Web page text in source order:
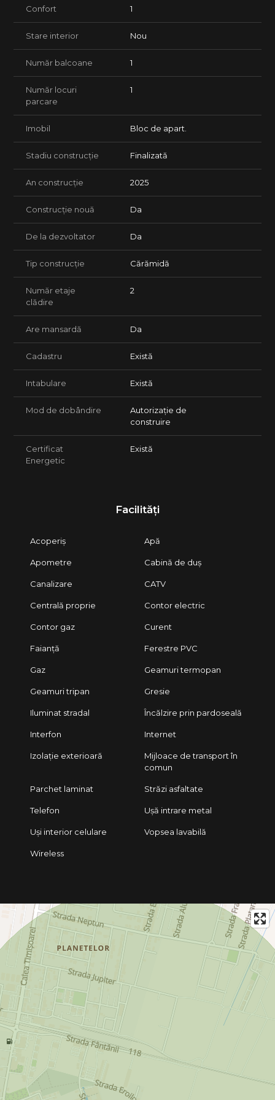
Confort 1
Stare interior Nou
Număr balcoane 1
Număr locuri
parcare
1
Imobil Bloc de apart.
Stadiu construcție Finalizată
An construcție 2025
Construcție nouă Da
De la dezvoltator Da
Tip construcție Cărămidă
Număr etaje
clădire
2
Are mansardă Da
Cadastru Există
Intabulare Există
Mod de dobândire
Autorizație de
construire
Certificat
Energetic
Există
Facilități
Acoperiș Apă
Apometre Cabină de duș
Canalizare CATV
Centrală proprie Contor electric
Contor gaz Curent
Faianță Ferestre PVC
Gaz Geamuri termopan
Geamuri tripan Gresie
Iluminat stradal Încălzire prin pardoseală
Interfon Internet
Izolație exterioară
Mijloace de transport în
comun
Parchet laminat Străzi asfaltate
Telefon Ușă intrare metal
Uși interior celulare Vopsea lavabilă
Wireless